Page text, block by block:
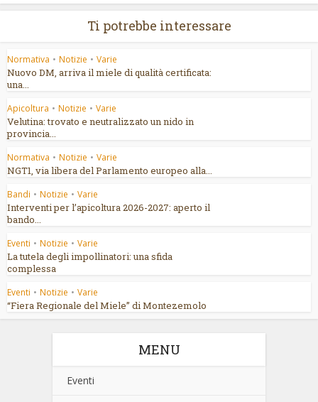
Ti potrebbe interessare
Normativa • Notizie • Varie
Nuovo DM, arriva il miele di qualità certificata:
una...
Apicoltura • Notizie • Varie
Velutina: trovato e neutralizzato un nido in
provincia...
Normativa • Notizie • Varie
NGT1, via libera del Parlamento europeo alla...
Bandi • Notizie • Varie
Interventi per l’apicoltura 2026-2027: aperto il
bando...
Eventi • Notizie • Varie
La tutela degli impollinatori: una sfida
complessa
Eventi • Notizie • Varie
“Fiera Regionale del Miele” di Montezemolo
MENU
Eventi